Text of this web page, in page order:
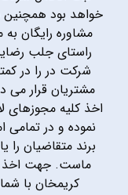
خواهد بود
مشاوره رایگان
راستای جلب
شرکت در را در
مشتریان قرار
اخذ کلیه مجوزهای
نموده و در
برند متقاضیان
ماست. جهت اخذ
کریمخان با شماره ۰۲۱۸۷۱۴۶ تماس حاصل